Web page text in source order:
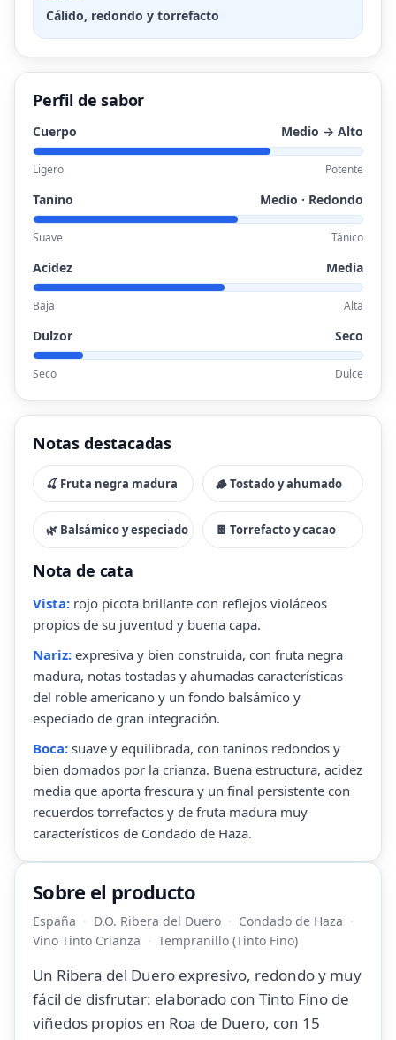
Cálido, redondo y torrefacto
Perfil de sabor
Cuerpo Medio → Alto
Ligero Potente
Tanino Medio · Redondo
Suave Tánico
Acidez Media
Baja Alta
Dulzor Seco
Seco Dulce
Notas destacadas
🍒 Fruta negra madura 🪵 Tostado y ahumado
🌿 Balsámico y especiado 🍫 Torrefacto y cacao
Nota de cata
Vista: rojo picota brillante con reflejos violáceos
propios de su juventud y buena capa.
Nariz: expresiva y bien construida, con fruta negra
madura, notas tostadas y ahumadas características
del roble americano y un fondo balsámico y
especiado de gran integración.
Boca: suave y equilibrada, con taninos redondos y
bien domados por la crianza. Buena estructura, acidez
media que aporta frescura y un final persistente con
recuerdos torrefactos y de fruta madura muy
característicos de Condado de Haza.
Sobre el producto
España D.O. Ribera del Duero
Condado de Haza
Vino Tinto Crianza
Tempranillo (Tinto Fino)
Un Ribera del Duero expresivo, redondo y muy
fácil de disfrutar: elaborado con Tinto Fino de
viñedos propios en Roa de Duero, con 15